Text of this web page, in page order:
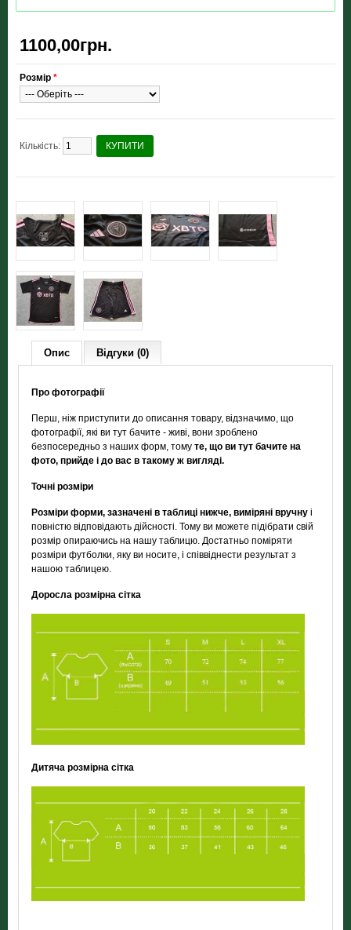
1100,00грн.
Розмір *
Кількість: КУПИТИ
Опис Відгуки (0)
Про фотографії
Перш, ніж приступити до описання товару, відзначимо, що
фотографії, які ви тут бачите - живі, вони зроблено
безпосередньо з наших форм, томуте, що ви тут бачите на
фото, прийде і до вас в такому ж вигляді.
Точні розміри
Розміри форми, зазначені в таблиці нижче, виміряні вручну і
повністю відповідають дійсності. Тому ви можете підібрати свій
розмір опираючись на нашу таблицю. Достатньо поміряти
розміри футболки, яку ви носите, і співвіднести результат з
нашою таблицею.
Доросла розмірна сітка
Дитяча розмірна сітка